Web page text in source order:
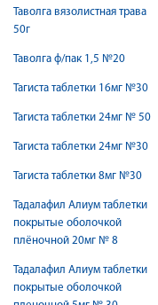
Таволга вязолистная трава
50г
Таволга ф/пак 1,5 №20
Тагиста таблетки 16мг №30
Тагиста таблетки 24мг № 50
Тагиста таблетки 24мг №30
Тагиста таблетки 8мг №30
Тадалафил Алиум таблетки
покрытые оболочкой
плёночной 20мг № 8
Тадалафил Алиум таблетки
покрытые оболочкой